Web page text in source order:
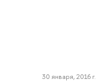
30 января, 2016 г.